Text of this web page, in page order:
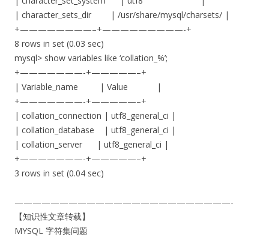
| character_sets_dir | /usr/share/mysql/charsets/ |
+————————–+—————————-+
8 rows in set (0.03 sec)
mysql> show variables like ‘collation_%’;
+———————-+—————–+
| Variable_name | Value |
+———————-+—————–+
| collation_connection | utf8_general_ci |
| collation_database | utf8_general_ci |
| collation_server | utf8_general_ci |
+———————-+—————–+
3 rows in set (0.04 sec)
————————————————————————-
【知识性文章转载】
MYSQL 字符集问题